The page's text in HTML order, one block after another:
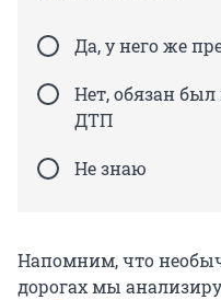
Да, у него же
Нет, обязан
ДТП
Не знаю
Напомним, что
дорогах мы